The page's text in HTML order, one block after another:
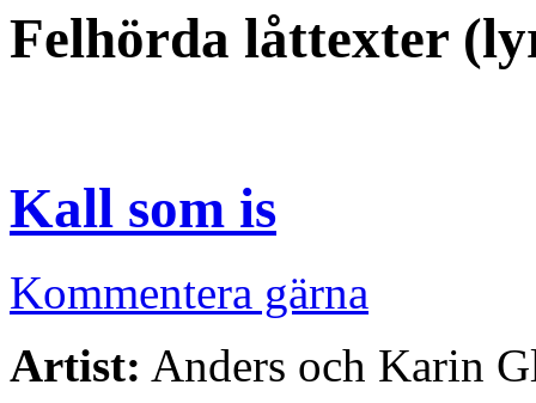
Felhörda låttexter
Kall som is
Kommentera gärna
Artist: Anders och Karin